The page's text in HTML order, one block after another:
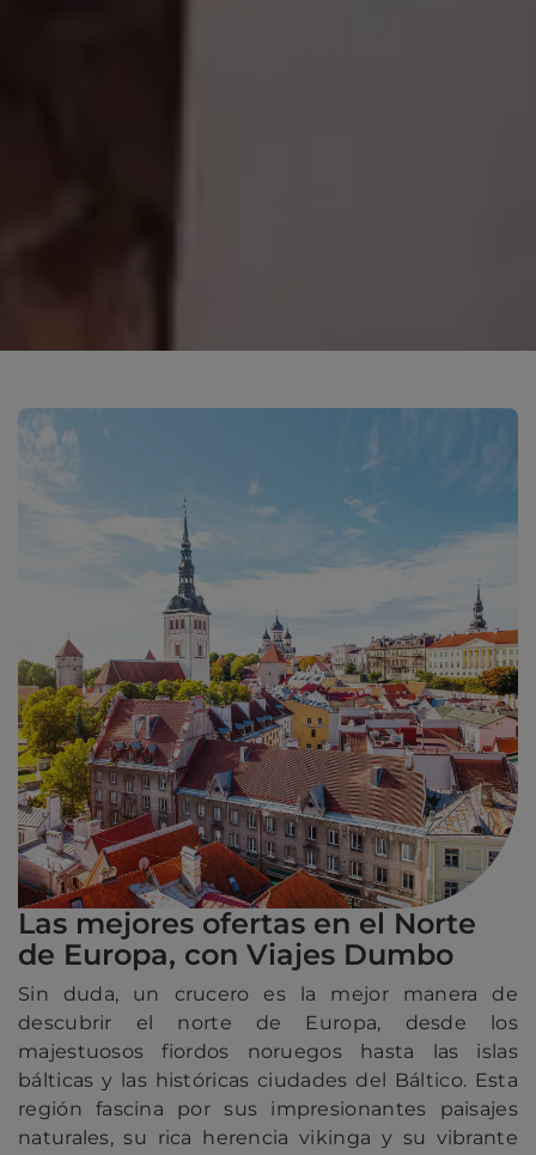
Las mejores ofertas en el Norte
de Europa, con Viajes Dumbo
Sin duda, un crucero es la mejor manera de
descubrir el norte de Europa, desde los
majestuosos fiordos noruegos hasta las islas
bálticas y las históricas ciudades del Báltico. Esta
región fascina por sus impresionantes paisajes
naturales, su rica herencia vikinga y su vibrante